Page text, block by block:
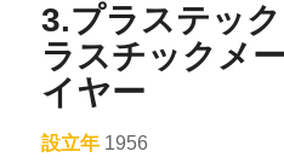
3.プラステッ
ラスチックメ
イヤー
設立年1956